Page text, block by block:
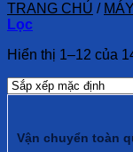
TRANG CHỦ /
Lọc
Hiển thị 1–12 của
Vận chuyển toàn